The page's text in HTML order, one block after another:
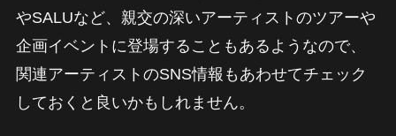
やSALUなど、親交の深いアーティストのツアーや
企画イベントに登場することもあるようなので、
関連アーティストのSNS情報もあわせてチェック
しておくと良いかもしれません。